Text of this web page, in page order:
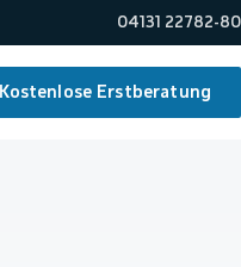
04131 22782-80
Kostenlose Erstberatung